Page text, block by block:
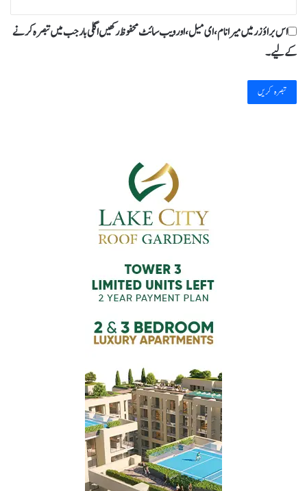
اس براؤزر میں میرا نام، ای میل، اور ویب سائٹ محفوظ رکھیں اگلی بار جب میں تبصرہ کرنے
کےلیے۔